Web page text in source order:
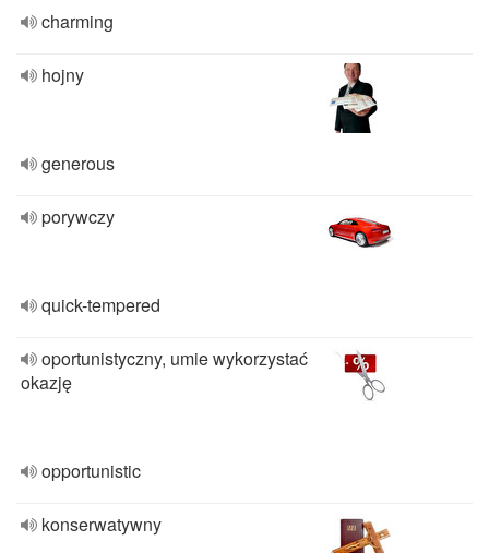
charming
hojny
generous
porywczy
quick-tempered
oportunistyczny, umie wykorzystać
okazję
opportunistic
konserwatywny